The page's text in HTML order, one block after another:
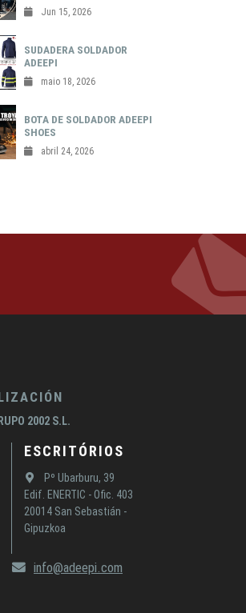
Jun 15, 2026
SUDADERA SOLDADOR
ADEEPI
maio 18, 2026
BOTA DE SOLDADOR ADEEPI
SHOES
abril 24, 2026
2002 S.L.
ESCRITÓRIOS
Pº Ubarburu, 39
Edif. ENERTIC - Ofic. 403
20014 San Sebastián -
Gipuzkoa
info@adeepi.com